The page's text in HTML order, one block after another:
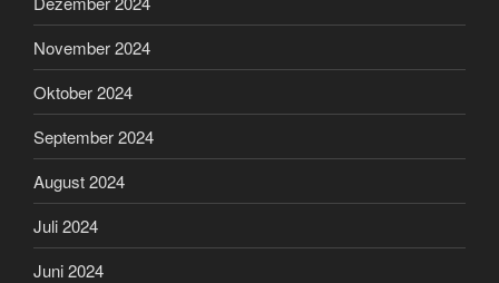
November 2024
Oktober 2024
September 2024
August 2024
Juli 2024
Juni 2024